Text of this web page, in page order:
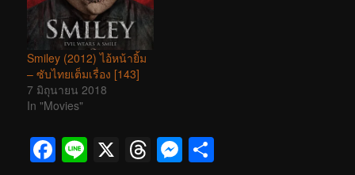
Smiley (2012) ไอ้หน้ายิ้ม
– ซับไทยเต็มเรื่อง [143]
7 มิถุนายน 2018
In "Movies"
Facebook
Line
X Threads
Messenger